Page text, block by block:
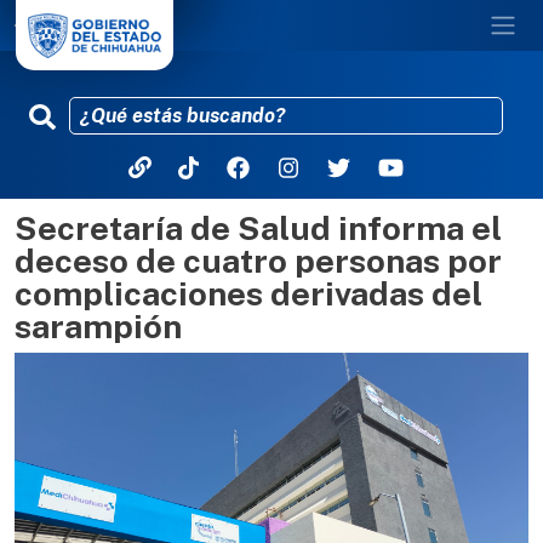
Pasar al contenido principal
Secretaría de Salud informa el
deceso de cuatro personas por
complicaciones derivadas del
sarampión